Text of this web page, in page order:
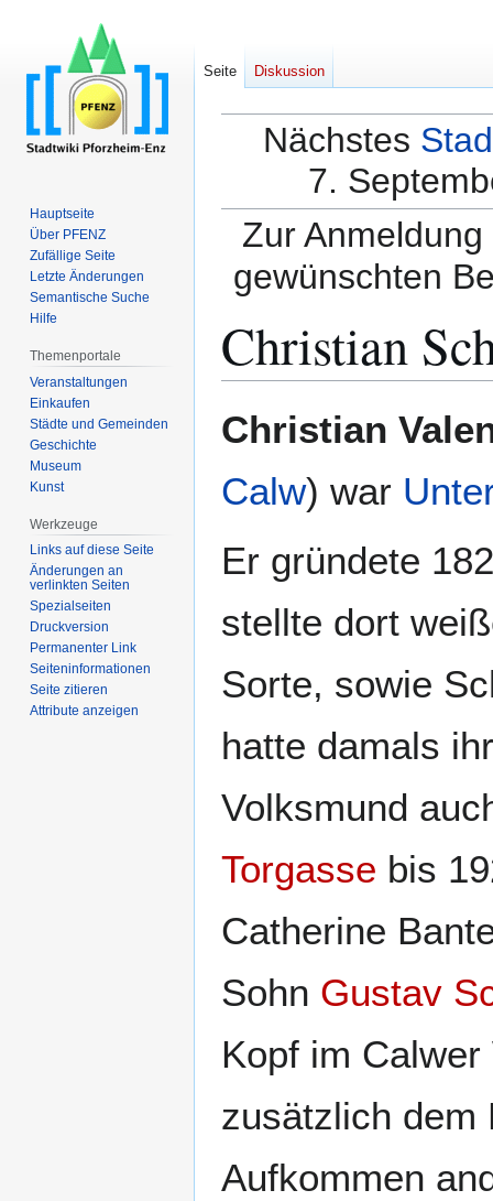
Nächstes
7.
Zur
gewünschten
Christian
Navigation
Suche
Christian
Calw) war
Er gründete
stellte dort
Sorte, sowie
hatte damals
Volksmund
Torgasse bis
Catherine
Sohn Gustav
Kopf im
zusätzlich dem
Aufkommen
Seite Diskussion
Hauptseite
Über PFENZ
Zufällige Seite
Letzte Änderungen
Semantische Suche
Hilfe
Themenportale
Veranstaltungen
Einkaufen
Städte und Gemeinden
Geschichte
Museum
Kunst
Werkzeuge
Links auf diese Seite
Änderungen an
verlinkten Seiten
Spezialseiten
Druckversion
Permanenter Link
Seiten­­informationen
Seite zitieren
Attribute anzeigen